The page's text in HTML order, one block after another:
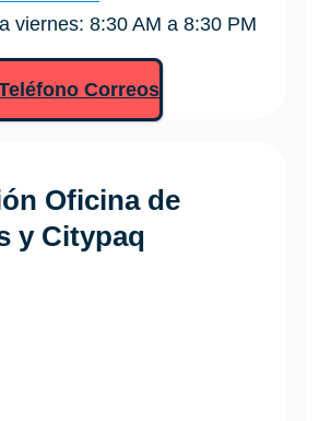
viernes: 8:30 AM a 8:30 PM
Correos
Oficina de
y Citypaq